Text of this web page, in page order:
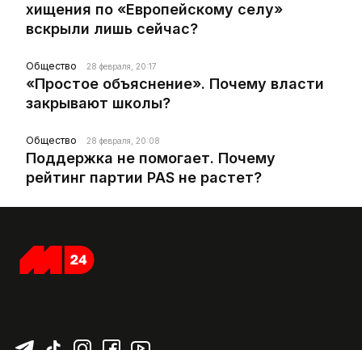
хищения по «Европейскому селу»
вскрыли лишь сейчас?
Общество 28 февраля, 20:17
«Простое объяснение». Почему власти
закрывают школы?
Общество 28 февраля, 20:08
Поддержка не помогает. Почему
рейтинг партии PAS не растет?